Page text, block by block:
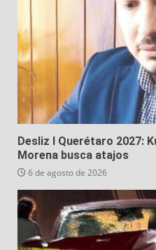
Desliz I Querétaro 2027:
Morena busca atajos
6 de agosto de 2026